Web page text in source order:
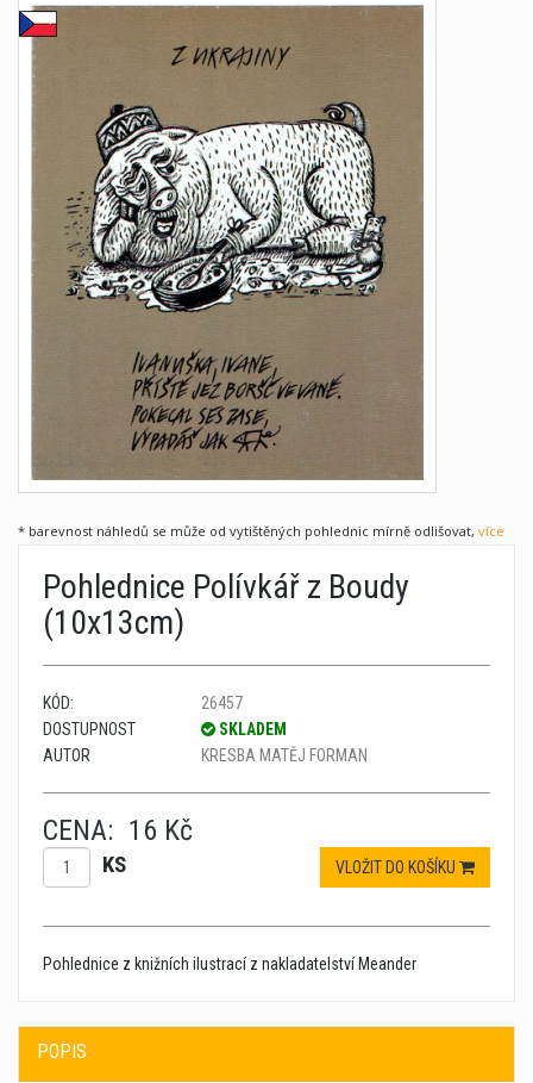
* barevnost náhledů se může od vytištěných pohlednic mírně odlišovat, více
Pohlednice Polívkář z Boudy
(10x13cm)
KÓD:
26457
DOSTUPNOST
SKLADEM
AUTOR
KRESBA MATĚJ FORMAN
CENA: 16 Kč
KS VLOŽIT DO KOŠÍKU
Pohlednice z knižních ilustrací z nakladatelství Meander
POPIS